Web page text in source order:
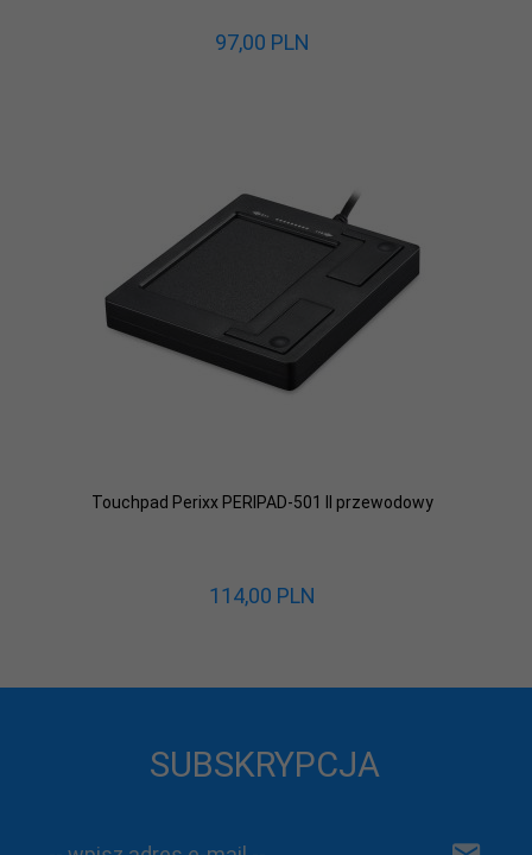
97,00 PLN
Touchpad Perixx PERIPAD-501 II przewodowy
114,00 PLN
SUBSKRYPCJA